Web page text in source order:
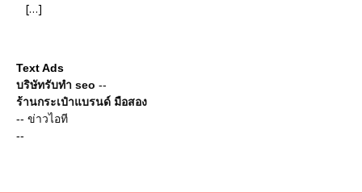
[…]
Text Ads
บริษัทรับทำ seo --
ร้านกระเป๋าแบรนด์ มือสอง
-- ข่าวไอที
--